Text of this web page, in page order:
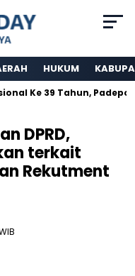
HUKUM
Ke 39 Tahun,
DPRD,
terkait
Rekutment